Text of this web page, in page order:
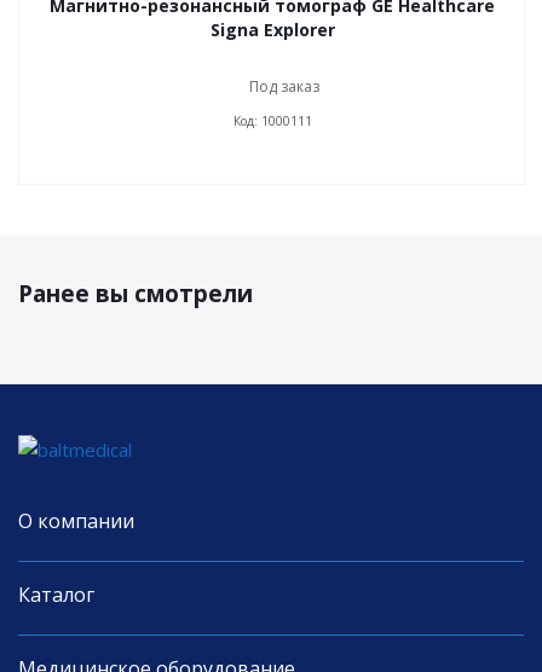
Магнитно-резонансный томограф GE Healthcare
Signa Explorer
Под заказ
Код: 1000111
Ранее вы смотрели
О компании
Каталог